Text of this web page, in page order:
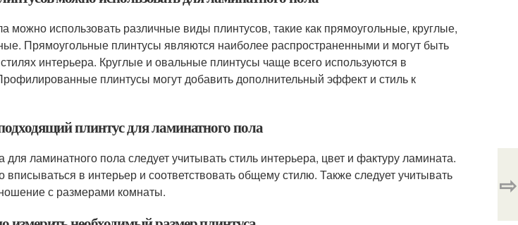
можно использовать различные виды плинтусов, такие как прямоугольные, круглые,
Прямоугольные плинтусы являются наиболее распространенными и могут быть
интерьера. Круглые и овальные плинтусы чаще всего используются в
плинтусы могут добавить дополнительный эффект и стиль к
плинтус для ламинатного пола
ламинатного пола следует учитывать стиль интерьера, цвет и фактуру ламината.
в интерьер и соответствовать общему стилю. Также следует учитывать
с размерами комнаты.
⇨